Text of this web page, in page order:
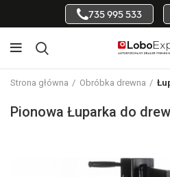
735 995 533
Strona główna Obróbka drewna
Pionowa Łuparka do